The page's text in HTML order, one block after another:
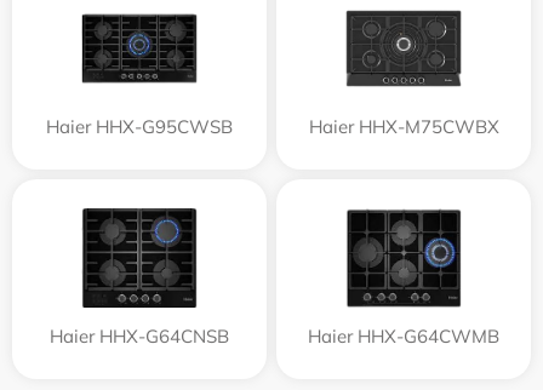
Haier HHX-G95CWSB Haier HHX-M75CWBX
Haier HHX-G64CNSB Haier HHX-G64CWMB